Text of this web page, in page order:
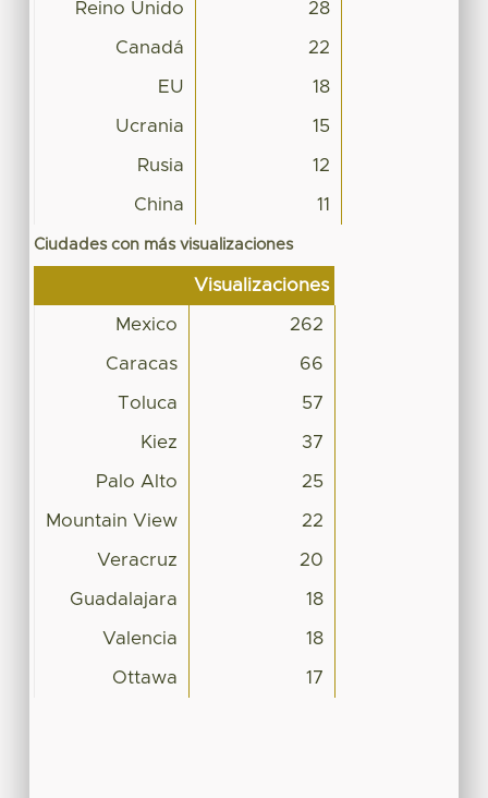
Reino Unido 28
Canadá 22
EU 18
Ucrania 15
Rusia 12
China 11
Ciudades con más visualizaciones
Visualizaciones
Mexico 262
Caracas 66
Toluca 57
Kiez 37
Palo Alto 25
Mountain View 22
Veracruz 20
Guadalajara 18
Valencia 18
Ottawa 17